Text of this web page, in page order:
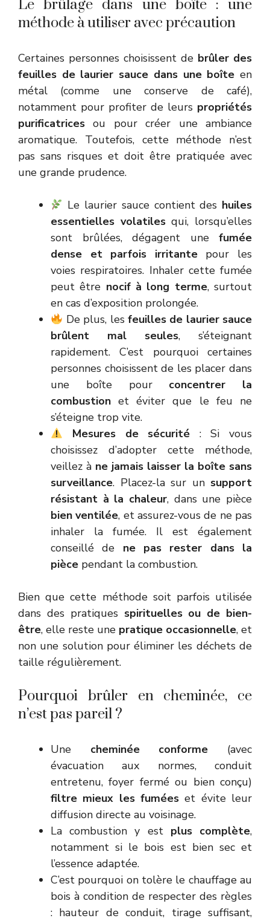
Le brûlage dans une boîte : une
méthode à utiliser avec précaution
Certaines personnes choisissent de brûler des
feuilles de laurier sauce dans une boîte en
métal (comme une conserve de café),
notamment pour profiter de leurs propriétés
purificatrices ou pour créer une ambiance
aromatique. Toutefois, cette méthode n’est
pas sans risques et doit être pratiquée avec
une grande prudence.
Le laurier sauce contient des huiles
essentielles volatilesqui, lorsqu’elles
sont brûlées, dégagent une fumée
dense et parfois irritantepour les
voies respiratoires. Inhaler cette fumée
peut être nocif à long terme, surtout
en cas d’exposition prolongée.
De plus, les feuilles de laurier sauce
brûlent mal seules, s’éteignant
rapidement. C’est pourquoi certaines
personnes choisissent de les placer dans
une boîte pour concentrer la
combustion et éviter que le feu ne
s’éteigne trop vite.
Mesures de sécurité : Si vous
choisissez d’adopter cette méthode,
veillez à ne jamais laisser la boîte sans
surveillance. Placez-la sur un support
résistant à la chaleur, dans une pièce
bien ventilée, et assurez-vous de ne pas
inhaler la fumée. Il est également
conseillé de ne pas rester dans la
pièce pendant la combustion.
Bien que cette méthode soit parfois utilisée
dans des pratiques spirituelles ou de bien-
être, elle reste une pratique occasionnelle, et
non une solution pour éliminer les déchets de
taille régulièrement.
Pourquoi brûler en cheminée, ce
n’est pas pareil ?
Une cheminée conforme (avec
évacuation aux normes, conduit
entretenu, foyer fermé ou bien conçu)
filtre mieux les fumées et évite leur
diffusion directe au voisinage.
La combustion y est plus complète,
notamment si le bois est bien sec et
l’essence adaptée.
C’est pourquoi on tolère le chauffage au
bois à condition de respecter des règles
: hauteur de conduit, tirage suffisant,